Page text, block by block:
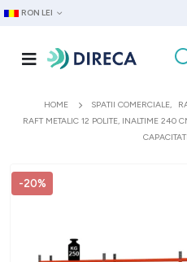
RON LEI
HOME SPATII COMERCIALE,
RAFT METALIC 12 POLITE, INALTIME 240
-20%